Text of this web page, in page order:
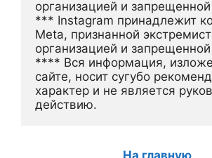
организацией и
*** Instagram принадлежит
Meta, признанной
организацией и
**** Вся информация,
сайте, носит сугубо
характер и не является
действию.
На главную